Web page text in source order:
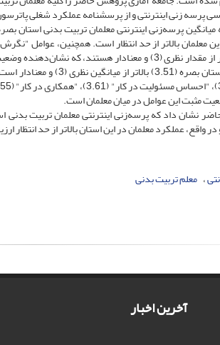
پرسه زنی اینترنتی و از پرسشنامه عملکرد شغلی
(2.61) نیز به ترتیب پایین‌تر از مقدار نظری (3) و
شغلی معلمان تربیت بدنی
مثبت این عوامل در میان معلمان است.
نشان داد که پرسه‌زنی اینترنتی معلمان تربیت بدنی
واقع، عملکرد معلمان در این استان بالاتر از حد انتظار
معلم تربیت بدنی
آخرین اخبار